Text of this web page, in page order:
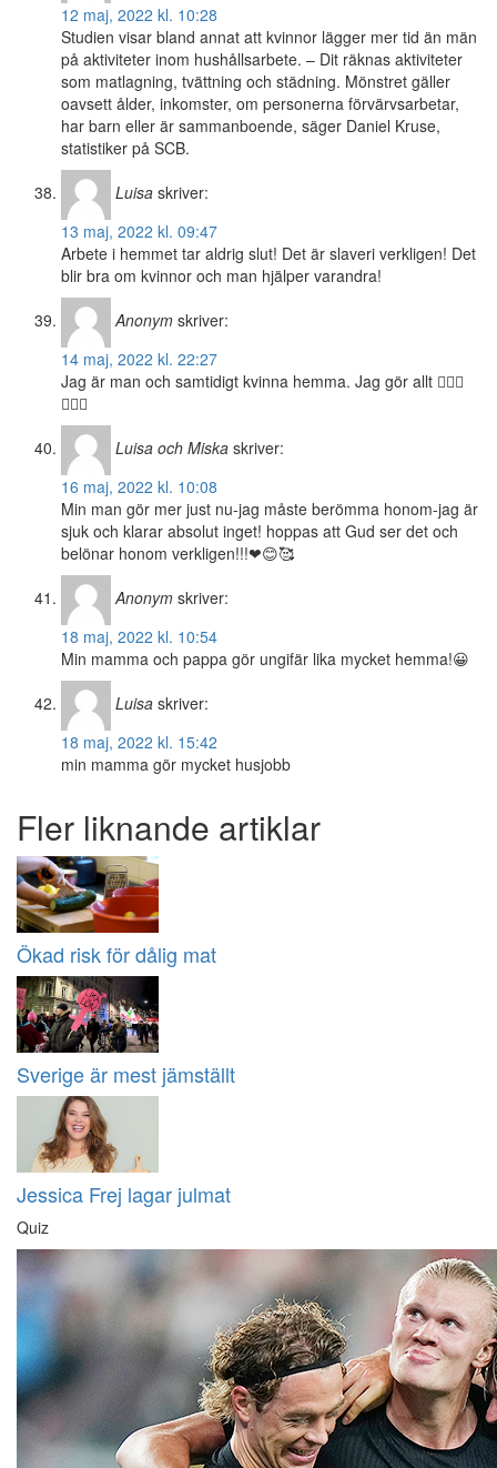
12 maj, 2022 kl. 10:28
Studien visar bland annat att kvinnor lägger mer tid än män
på aktiviteter inom hushållsarbete. – Dit räknas aktiviteter
som matlagning, tvättning och städning. Mönstret gäller
oavsett ålder, inkomster, om personerna förvärvsarbetar,
har barn eller är sammanboende, säger Daniel Kruse,
statistiker på SCB.
Luisa skriver:
13 maj, 2022 kl. 09:47
Arbete i hemmet tar aldrig slut! Det är slaveri verkligen! Det
blir bra om kvinnor och man hjälper varandra!
Anonym skriver:
14 maj, 2022 kl. 22:27
Jag är man och samtidigt kvinna hemma. Jag gör allt 🤦🏻‍♂️
🤦🏻‍♂️
Luisa och Miska skriver:
16 maj, 2022 kl. 10:08
Min man gör mer just nu-jag måste berömma honom-jag är
sjuk och klarar absolut inget! hoppas att Gud ser det och
belönar honom verkligen!!!❤😊🥰
Anonym skriver:
18 maj, 2022 kl. 10:54
Min mamma och pappa gör ungifär lika mycket hemma!😀
Luisa skriver:
18 maj, 2022 kl. 15:42
min mamma gör mycket husjobb
Fler liknande artiklar
Ökad risk för dålig mat
Sverige är mest jämställt
Jessica Frej lagar julmat
Quiz